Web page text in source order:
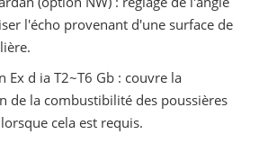
l'écho provenant d'une surface de
Ex d ia T2~T6 Gb : couvre la
de la combustibilité des poussières
cela est requis.